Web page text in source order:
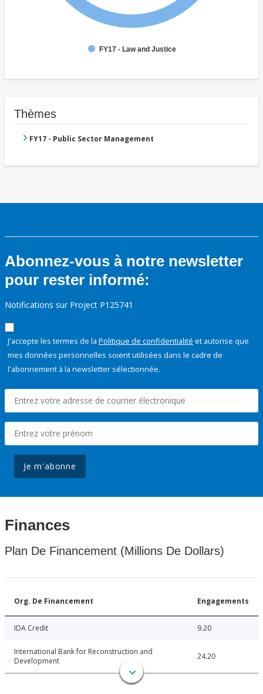
FY17 - Law and Justice
Thèmes
FY17 - Public Sector Management
Abonnez-vous à notre newsletter
pour rester informé:
Notifications sur Project P125741
J'accepte les termes de la Politique de confidentialité et autorise que
mes données personnelles soient utilisées dans le cadre de
l'abonnement à la newsletter sélectionnée.
Je m'abonne
Finances
Plan De Financement (Millions De Dollars)
Org. De Financement Engagements
IDA Credit 9.20
International Bank for Reconstruction and
Development
24.20